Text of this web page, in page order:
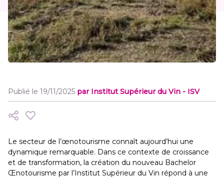
Publié le 19/11/2025 par Institut Supérieur du Vin - ISV
Le secteur de l’œnotourisme connaît aujourd’hui une
dynamique remarquable. Dans ce contexte de croissance
et de transformation, la création du nouveau Bachelor
Œnotourisme par l’Institut Supérieur du Vin répond à une